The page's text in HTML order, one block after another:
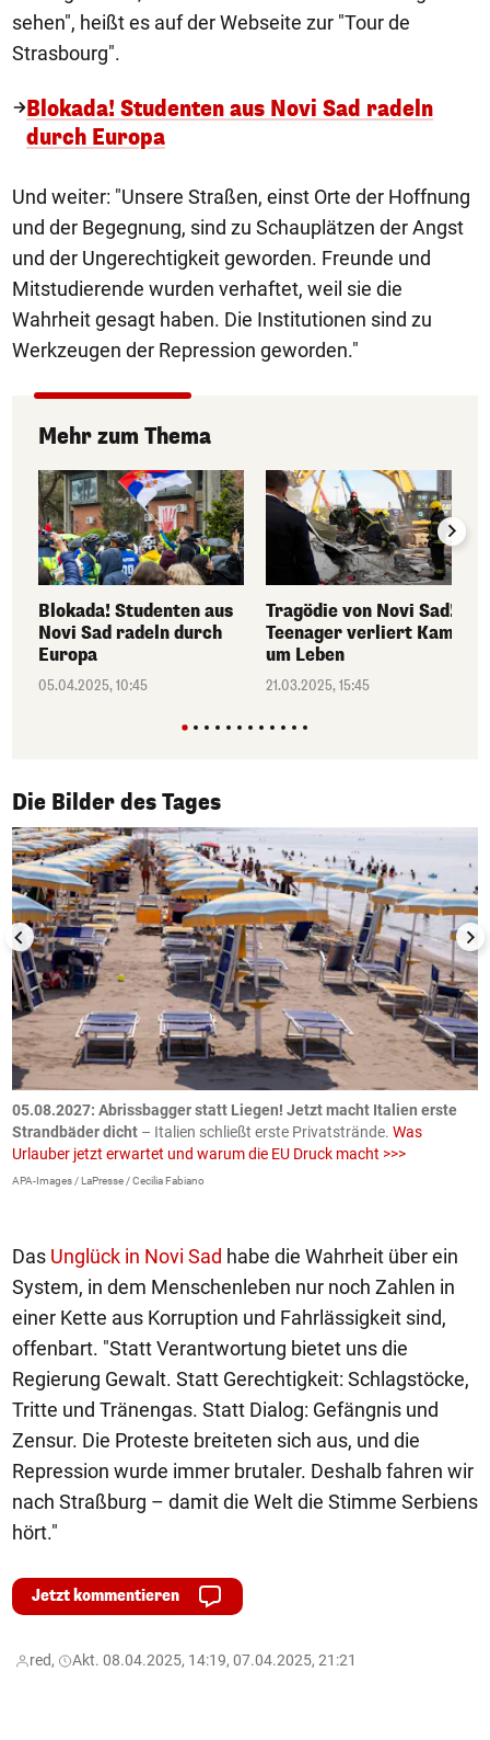
sehen", heißt es auf der Webseite zur "Tour de
Strasbourg".
Blokada! Studenten aus Novi Sad radeln
durch Europa
Und weiter: "Unsere Straßen, einst Orte der Hoffnung
und der Begegnung, sind zu Schauplätzen der Angst
und der Ungerechtigkeit geworden. Freunde und
Mitstudierende wurden verhaftet, weil sie die
Wahrheit gesagt haben. Die Institutionen sind zu
Werkzeugen der Repression geworden."
Mehr zum Thema
Blokada! Studenten aus
Novi Sad radeln durch
Europa
05.04.2025, 10:45
Tragödie von Novi Sad!
Teenager verliert Kampf
um Leben
21.03.2025, 15:45
Die Bilder des Tages
1/50
05.08.2027: Abrissbagger statt Liegen! Jetzt macht Italien erste
Strandbäder dicht – Italien schließt erste Privatstrände. Was
Urlauber jetzt erwartet und warum die EU Druck macht >>>
APA-Images / LaPresse / Cecilia Fabiano
Das Unglück in Novi Sad habe die Wahrheit über ein
System, in dem Menschenleben nur noch Zahlen in
einer Kette aus Korruption und Fahrlässigkeit sind,
offenbart. "Statt Verantwortung bietet uns die
Regierung Gewalt. Statt Gerechtigkeit: Schlagstöcke,
Tritte und Tränengas. Statt Dialog: Gefängnis und
Zensur. Die Proteste breiteten sich aus, und die
Repression wurde immer brutaler. Deshalb fahren wir
nach Straßburg – damit die Welt die Stimme Serbiens
hört."
Jetzt kommentieren
red, Akt. 08.04.2025, 14:19, 07.04.2025, 21:21